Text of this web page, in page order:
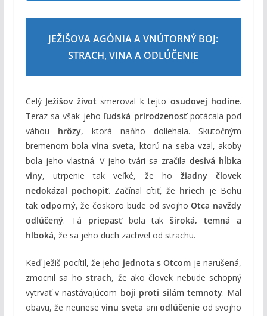
JEŽIŠOVA AGÓNIA A VNÚTORNÝ BOJ:
STRACH, VINA A ODLÚČENIE
Celý Ježišov život smeroval k tejto osudovej hodine.
Teraz sa však jeho ľudská prirodzenosťpotácala pod
váhou hrôzy, ktorá naňho doliehala. Skutočným
bremenom bolavina sveta, ktorú na seba vzal, akoby
bola jeho vlastná. V jeho tvári sa zračiladesivá hĺbka
viny, utrpenie tak veľké, že hožiadny človek
nedokázal pochopiť. Začínal cítiť, že hriech je Bohu
tak odporný, že čoskoro bude od svojhoOtca navždy
odlúčený. Tá priepasťbola takširoká, temná a
hlboká, že sa jeho duch zachvel od strachu.
Keď Ježiš pocítil, že jeho jednota s Otcom je narušená,
zmocnil sa hostrach, že ako človek nebude schopný
vytrvať v nastávajúcom boji proti silám temnoty. Mal
obavu, že neunesevinu sveta aniodlúčenie od svojho